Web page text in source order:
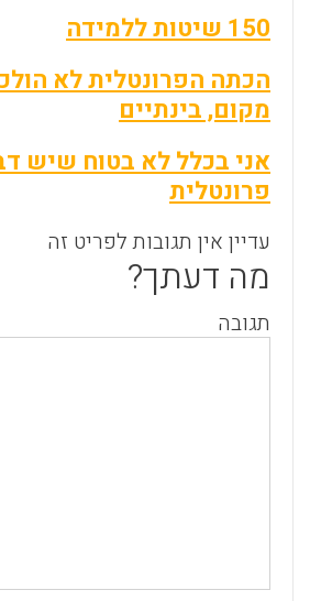
150 שיטות ללמידה
הכתה הפרונטלית לא
מקום, בינתיים
אני בכלל לא בטוח שיש
פרונטלית
עדיין אין תגובות לפריט זה
מה דעתך?
תגובה